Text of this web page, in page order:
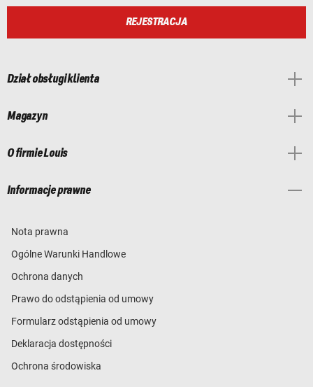
REJESTRACJA
Dział obsługi klienta
Magazyn
O firmie Louis
Informacje prawne
Nota prawna
Ogólne Warunki Handlowe
Ochrona danych
Prawo do odstąpienia od umowy
Formularz odstąpienia od umowy
Deklaracja dostępności
Ochrona środowiska